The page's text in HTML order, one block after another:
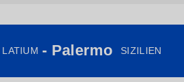
LATIUM - Palermo SIZILIEN